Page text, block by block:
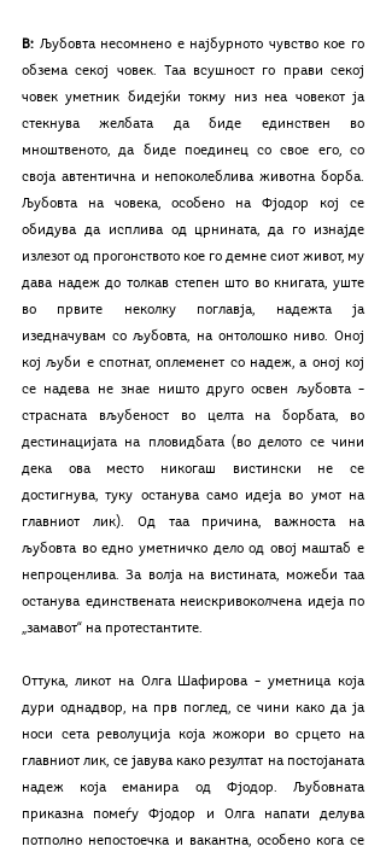
В: Љубовта несомнено е најбурното чувство кое го
обзема секој човек. Таа всушност го прави секој
човек уметник бидејќи токму низ неа човекот ја
стекнува желбата да биде единствен во
мноштвеното, да биде поединец со свое его, со
своја автентична и непоколеблива животна борба.
Љубовта на човека, особено на Фјодор кој се
обидува да исплива од црнината, да го изнајде
излезот од прогонството кое го демне сиот живот, му
дава надеж до толкав степен што во книгата, уште
во првите неколку поглавја, надежта ја
изедначувам со љубовта, на онтолошко ниво. Оној
кој љуби е спотнат, оплеменет со надеж, а оној кој
се надева не знае ништо друго освен љубовта –
страсната вљубеност во целта на борбата, во
дестинацијата на пловидбата (во делото се чини
дека ова место никогаш вистински не се
достигнува, туку останува само идеја во умот на
главниот лик). Од таа причина, важноста на
љубовта во едно уметничко дело од овој маштаб е
непроценлива. За волја на вистината, можеби таа
останува единствената неискривоколчена идеја по
„замавот“ на протестантите.
Оттука, ликот на Олга Шафирова – уметница која
дури однадвор, на прв поглед, се чини како да ја
носи сета револуција која жожори во срцето на
главниот лик, се јавува како резултат на постојаната
надеж која еманира од Фјодор. Љубовната
приказна помеѓу Фјодор и Олга напати делува
потполно непостоечка и вакантна, особено кога се